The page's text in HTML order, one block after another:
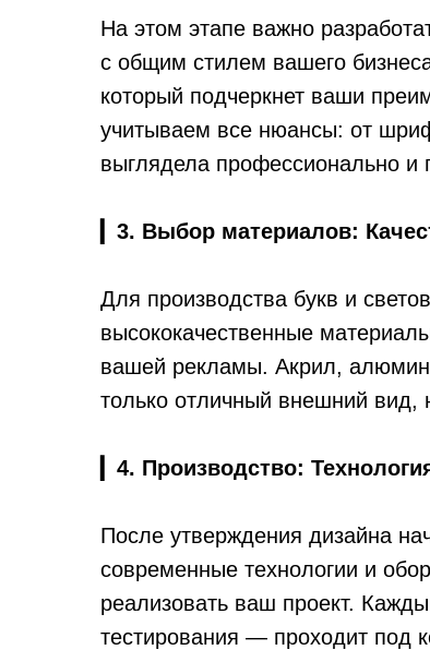
На этом этапе важно
с общим стилем вашего
который подчеркнет ваши
учитываем все нюансы: от
выглядела профессионально и
3. Выбор материалов:
Для производства букв и
высококачественные
вашей рекламы. Акрил,
только отличный внешний вид,
4. Производство:
После утверждения дизайна
современные технологии и
реализовать ваш проект.
тестирования — проходит под